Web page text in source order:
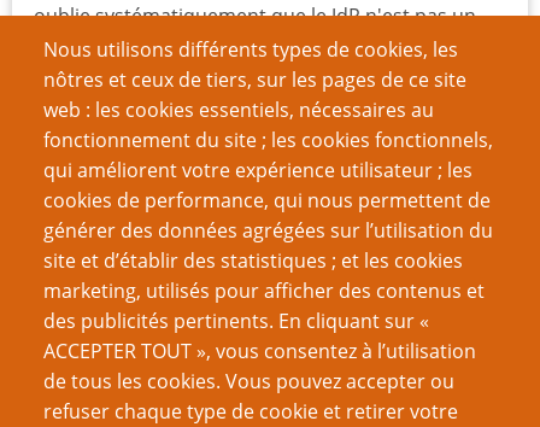
oublie systématiquement que le JdR n'est pas un
one-man-show dont on peut quitter la salle
discrétement, et surtout qu'il y a
plusieurs intervenants autour de la table autres
que le MJ, et que eux aussi peuvent mettre les pieds
dans le plat.
Il n'y d'ailleurs pas que les joueuses et les joueurs
qui peuvent avoir besoin d'un arrêt de jeu suite à
un débordement, le MJ aussi.
Le geste "temps-mort" est pratiqué en sport, aussi
bien amateur que professionel, alors pourquoi
serait-ce différent en JdR ?
Auteur
Nous utilisons différents types de cookies, les
nôtres et ceux de tiers, sur les pages de ce site
web : les cookies essentiels, nécessaires au
fonctionnement du site ; les cookies fonctionnels,
qui améliorent votre expérience utilisateur ; les
cookies de performance, qui nous permettent de
générer des données agrégées sur l’utilisation du
site et d’établir des statistiques ; et les cookies
marketing, utilisés pour afficher des contenus et
des publicités pertinents. En cliquant sur «
ACCEPTER TOUT », vous consentez à l’utilisation
de tous les cookies. Vous pouvez accepter ou
refuser chaque type de cookie et retirer votre